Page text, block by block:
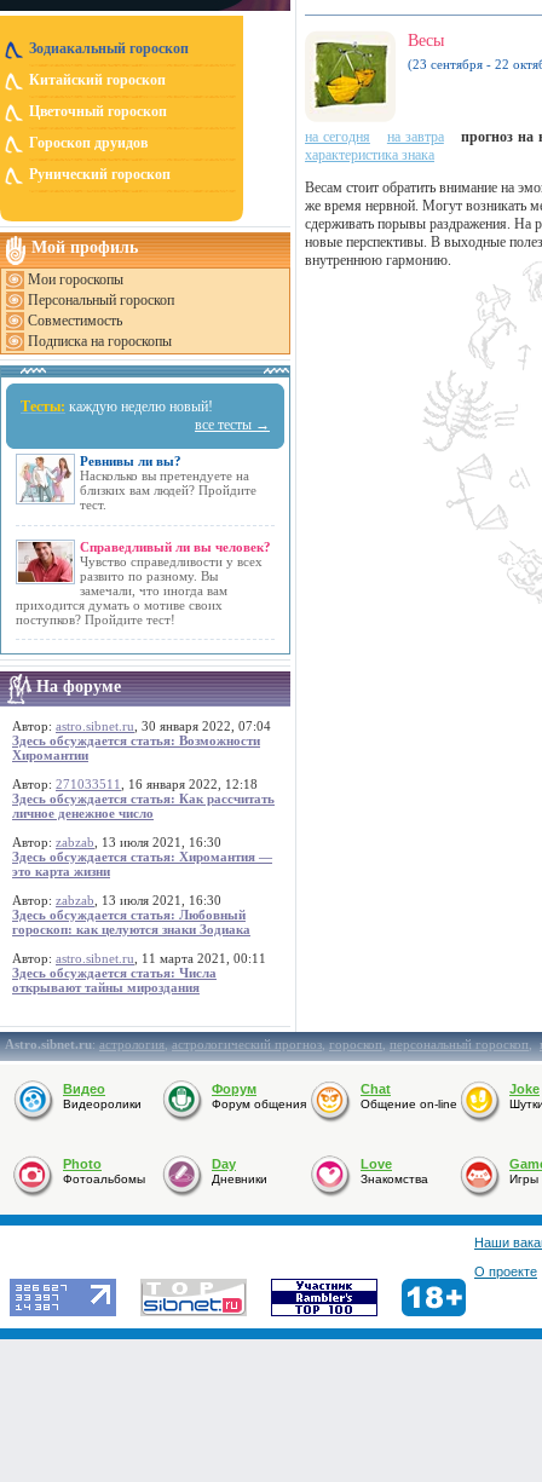
Зодиакальный гороскоп
Китайский гороскоп
Цветочный гороскоп
Гороскоп друидов
Рунический гороскоп
Мой профиль
Мои гороскопы
Персональный гороскоп
Совместимость
Подписка на гороскопы
Тесты: каждую неделю новый!
все тесты →
Ревнивы ли вы?
Насколько вы претендуете на
близких вам людей? Пройдите
тест.
Справедливый ли вы человек?
Чувство справедливости у всех
развито по разному. Вы
замечали, что иногда вам
приходится думать о мотиве своих
поступков? Пройдите тест!
На форуме
Автор: astro.sibnet.ru , 30 января 2022, 07:04
Здесь обсуждается статья: Возможности
Хиромантии
Автор: 271033511
, 16 января 2022, 12:18
Здесь обсуждается статья: Как рассчитать
личное денежное число
Автор: zabzab , 13 июля 2021, 16:30
Здесь обсуждается статья: Хиромантия —
это карта жизни
Автор: zabzab , 13 июля 2021, 16:30
Здесь обсуждается статья: Любовный
гороскоп: как целуются знаки Зодиака
Автор: astro.sibnet.ru , 11 марта 2021, 00:11
Здесь обсуждается статья: Числа
открывают тайны мироздания
Весы
(23 сентября - 22
на сегодня на завтра
прогноз на
характеристика знака
Весам стоит обратить внимание на
же время нервной. Могут возникать
сдерживать порывы раздражения. На
новые перспективы. В выходные
внутреннюю гармонию.
Astro.sibnet.ru:астрология,астрологический прогноз,гороскоп,персональный гороскоп,
Видео
Видеоролики
Форум
Форум общения
Chat
Общение on-line
Joke
Photo
Фотоальбомы
Day
Дневники
Love
Знакомства Игры
Наши
О проекте